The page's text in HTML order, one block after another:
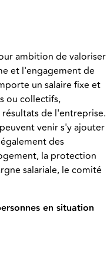
ambition de valoriser
et l'engagement de
un salaire fixe et
ou collectifs,
de l'entreprise.
venir s'y ajouter
des
la protection
salariale, le comité
en situation